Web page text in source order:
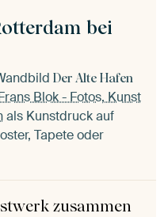
bei
Der Alte Hafen
Blok - Fotos, Kunst
als Kunstdruck auf
Tapete oder
zusammen